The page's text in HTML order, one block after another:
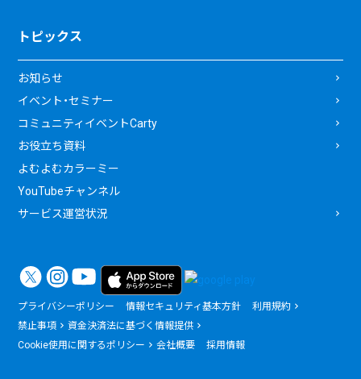
トピックス
お知らせ
イベント・セミナー
コミュニティイベントCarty
お役立ち資料
よむよむカラーミー
YouTubeチャンネル
サービス運営状況
プライバシーポリシー 情報セキュリティ基本方針
利用規約
禁止事項
資金決済法に基づく情報提供
Cookie使用に関するポリシー
会社概要 採用情報